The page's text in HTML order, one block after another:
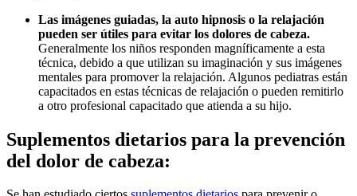
Las imágenes guiadas, la auto hipnosis o la relajación
pueden ser útiles para evitar los dolores de cabeza.
Generalmente los niños responden magníficamente a esta
técnica, debido a que utilizan su imaginación y sus imágenes
mentales para promover la relajación. Algunos pediatras están
capacitados en estas técnicas de relajación o pueden remitirlo
a otro profesional capacitado que atienda a su hijo.
Suplementos dietarios para la prevención
del dolor de cabeza: